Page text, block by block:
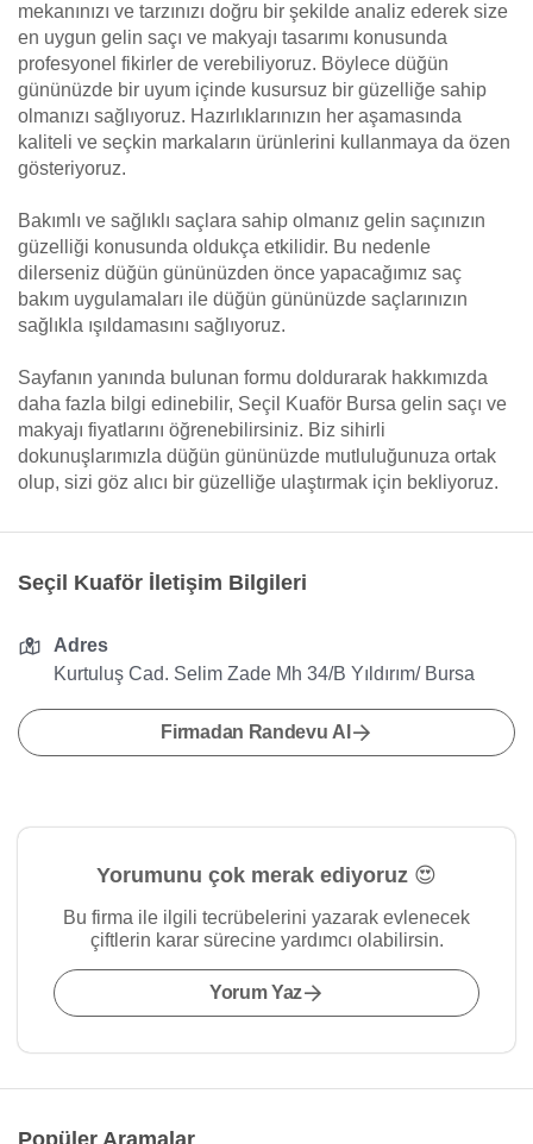
mekanınızı ve tarzınızı doğru bir şekilde analiz ederek size
en uygun gelin saçı ve makyajı tasarımı konusunda
profesyonel fikirler de verebiliyoruz. Böylece düğün
gününüzde bir uyum içinde kusursuz bir güzelliğe sahip
olmanızı sağlıyoruz. Hazırlıklarınızın her aşamasında
kaliteli ve seçkin markaların ürünlerini kullanmaya da özen
gösteriyoruz.
Bakımlı ve sağlıklı saçlara sahip olmanız gelin saçınızın
güzelliği konusunda oldukça etkilidir. Bu nedenle
dilerseniz düğün gününüzden önce yapacağımız saç
bakım uygulamaları ile düğün gününüzde saçlarınızın
sağlıkla ışıldamasını sağlıyoruz.
Sayfanın yanında bulunan formu doldurarak hakkımızda
daha fazla bilgi edinebilir, Seçil Kuaför Bursa gelin saçı ve
makyajı fiyatlarını öğrenebilirsiniz. Biz sihirli
dokunuşlarımızla düğün gününüzde mutluluğunuza ortak
olup, sizi göz alıcı bir güzelliğe ulaştırmak için bekliyoruz.
Seçil Kuaför İletişim Bilgileri
Adres
Kurtuluş Cad. Selim Zade Mh 34/B Yıldırım/ Bursa
Firmadan Randevu Al
Yorumunu çok merak ediyoruz 😍
Bu firma ile ilgili tecrübelerini yazarak evlenecek
çiftlerin karar sürecine yardımcı olabilirsin.
Yorum Yaz
Popüler Aramalar